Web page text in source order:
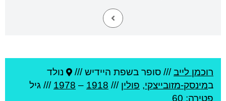
רוכמן לייב/// סופר בשפת היידיש ///
נולד
במינסק-מזובייצקי, פולין ///
1918
–
1978 /// גיל
פטירה: 60